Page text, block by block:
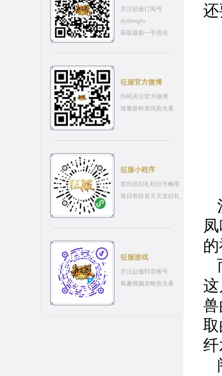
关注征服订阅号
dyzhengfu
获取最新一手资讯
征服官方微博
扫码关注官方微博
海量新鲜资讯抢先看
征服小程序
签到送好礼积分齐畅享
每日有惊喜天天送好礼
征服游戏
关注征服抖音账号
有趣视频攻略抢先看